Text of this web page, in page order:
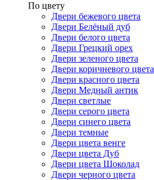
По цвету
Двери бежевого цвета
Двери Белёный дуб
Двери белого цвета
Двери Грецкий орех
Двери зеленого цвета
Двери коричневого цвета
Двери красного цвета
Двери Медный антик
Двери светлые
Двери серого цвета
Двери синего цвета
Двери темные
Двери цвета венге
Двери цвета Дуб
Двери цвета Шоколад
Двери черного цвета